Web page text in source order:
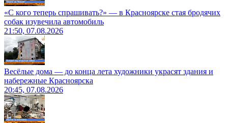
«С кого теперь спрашивать?» — в Красноярске стая бродячих
собак изувечила автомобиль
21:50, 07.08.2026
Весёлые дома — до конца лета художники украсят здания и
набережные Красноярска
20:45, 07.08.2026